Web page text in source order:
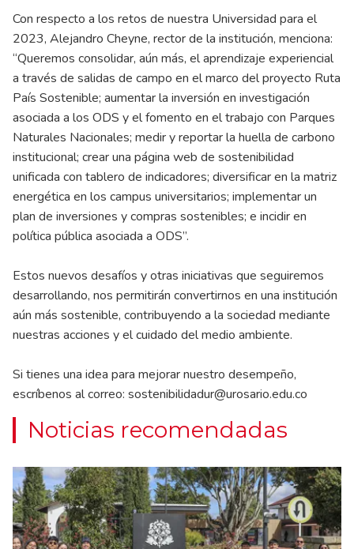
Con respecto a los retos de nuestra Universidad para el
2023, Alejandro Cheyne, rector de la institución, menciona:
“Queremos consolidar, aún más, el aprendizaje experiencial
a través de salidas de campo en el marco del proyecto Ruta
País Sostenible; aumentar la inversión en investigación
asociada a los ODS y el fomento en el trabajo con Parques
Naturales Nacionales; medir y reportar la huella de carbono
institucional; crear una página web de sostenibilidad
unificada con tablero de indicadores; diversificar en la matriz
energética en los campus universitarios; implementar un
plan de inversiones y compras sostenibles; e incidir en
política pública asociada a ODS”.
Estos nuevos desafíos y otras iniciativas que seguiremos
desarrollando, nos permitirán convertirnos en una institución
aún más sostenible, contribuyendo a la sociedad mediante
nuestras acciones y el cuidado del medio ambiente.
Si tienes una idea para mejorar nuestro desempeño,
escríbenos al correo: sostenibilidadur@urosario.edu.co
Noticias recomendadas